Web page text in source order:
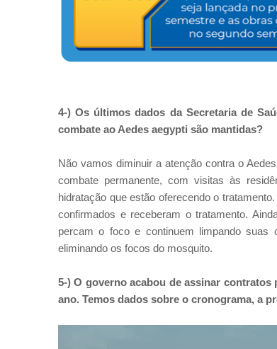
4-) Os últimos dados da Secretaria de
combate ao Aedes aegypti são mantidas?
Não vamos diminuir a atenção contra o
combate permanente, com visitas às
hidratação que estão oferecendo o
confirmados e receberam o tratamento.
percam o foco e continuem limpando suas
eliminando os focos do mosquito.
5-) O governo acabou de assinar
ano. Temos dados sobre o cronograma, a